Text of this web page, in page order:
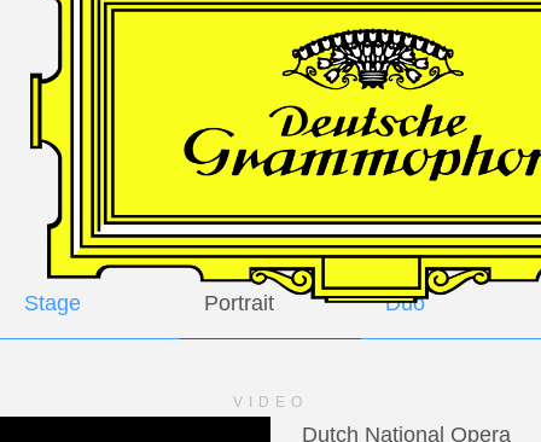
Baritone
Daniel Heide,
Piano
GALLERY
Stage Portrait Duo
VIDEO
Dutch National Opera